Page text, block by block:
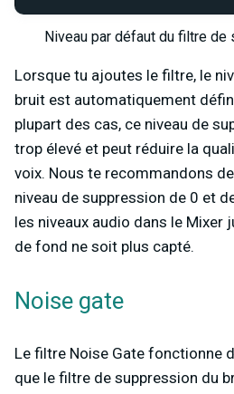
Niveau par défaut du filtre
Lorsque tu ajoutes le filtre, le
bruit est automatiquement
plupart des cas, ce niveau de
trop élevé et peut réduire la
voix. Nous te recommandons
niveau de suppression de 0 et
les niveaux audio dans le Mixer
de fond ne soit plus capté.
Noise gate
Le filtre Noise Gate fonctionne
que le filtre de suppression du